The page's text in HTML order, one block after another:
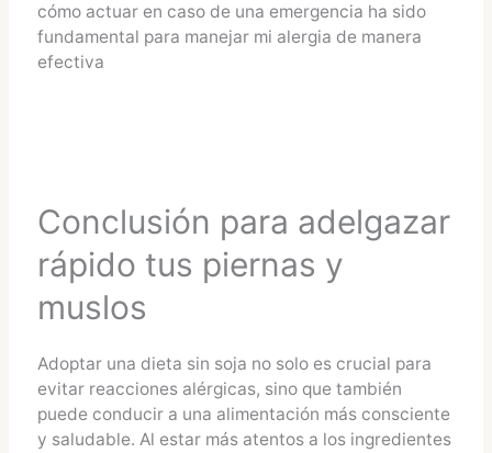
cómo actuar en caso de una emergencia ha sido
fundamental para manejar mi alergia de manera
efectiva
Conclusión para adelgazar
rápido tus piernas y
muslos
Adoptar una dieta sin soja no solo es crucial para
evitar reacciones alérgicas, sino que también
puede conducir a una alimentación más consciente
y saludable. Al estar más atentos a los ingredientes